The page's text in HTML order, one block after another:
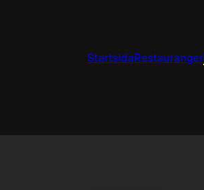
Startsida Restauranger